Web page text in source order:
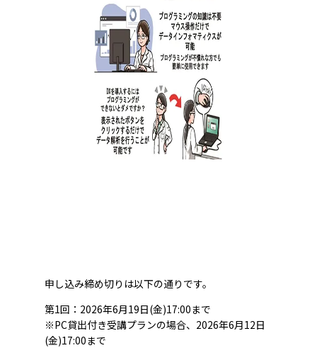
申し込み締め切りは以下の通りです。
第1回：2026年6月19日(金)17:00まで
※PC貸出付き受講プランの場合、2026年6月12日
(金)17:00まで